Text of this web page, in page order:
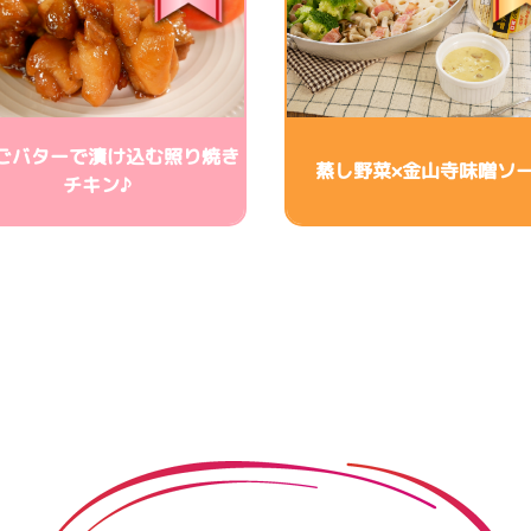
バターで漬け込む照り焼き
チキン♪
蒸し野菜×金山寺味噌ソ